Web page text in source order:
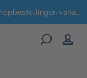
Geen administratie- en verzendkosten voor webshopbestellingen vanaf € 100,-.